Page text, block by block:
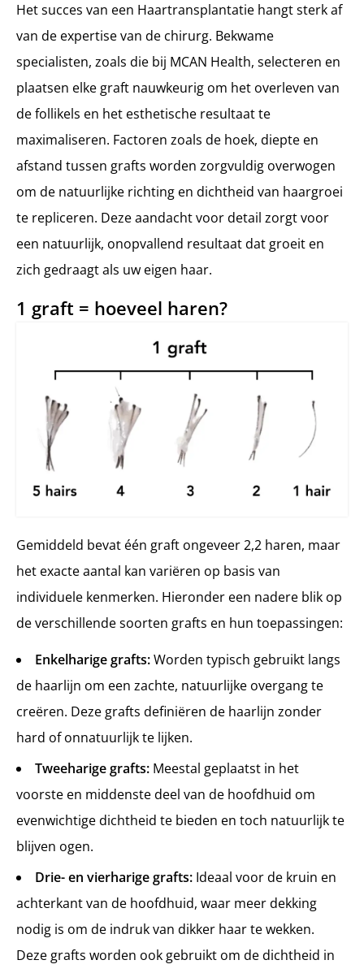
Het succes van een Haartransplantatie hangt sterk af
van de expertise van de chirurg. Bekwame
specialisten, zoals die bij MCAN Health, selecteren en
plaatsen elke graft nauwkeurig om het overleven van
de follikels en het esthetische resultaat te
maximaliseren. Factoren zoals de hoek, diepte en
afstand tussen grafts worden zorgvuldig overwogen
om de natuurlijke richting en dichtheid van haargroei
te repliceren. Deze aandacht voor detail zorgt voor
een natuurlijk, onopvallend resultaat dat groeit en
zich gedraagt als uw eigen haar.
1 graft = hoeveel haren?
Gemiddeld bevat één graft ongeveer 2,2 haren, maar
het exacte aantal kan variëren op basis van
individuele kenmerken. Hieronder een nadere blik op
de verschillende soorten grafts en hun toepassingen:
Enkelharige grafts:Worden typisch gebruikt langs
de haarlijn om een zachte, natuurlijke overgang te
creëren. Deze grafts definiëren de haarlijn zonder
hard of onnatuurlijk te lijken.
Tweeharige grafts: Meestal geplaatst in het
voorste en middenste deel van de hoofdhuid om
evenwichtige dichtheid te bieden en toch natuurlijk te
blijven ogen.
Drie- en vierharige grafts: Ideaal voor de kruin en
achterkant van de hoofdhuid, waar meer dekking
nodig is om de indruk van dikker haar te wekken.
Deze grafts worden ook gebruikt om de dichtheid in